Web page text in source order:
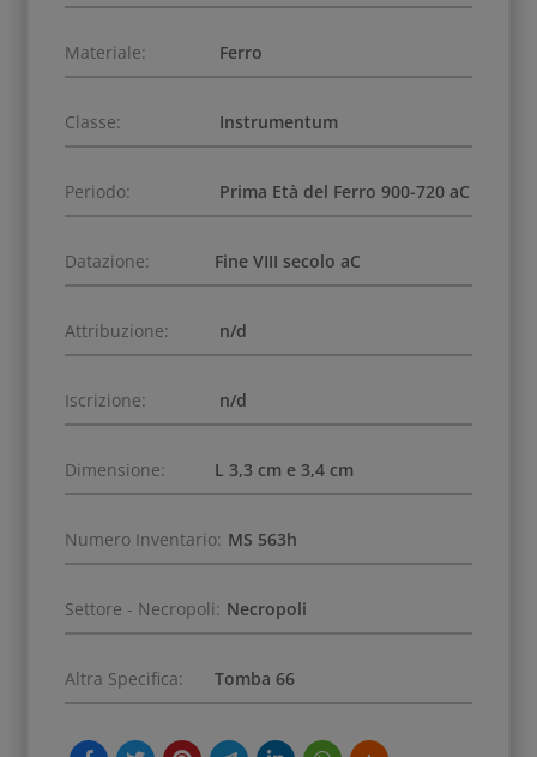
Materiale: Ferro
Classe: Instrumentum
Periodo: Prima Età del Ferro 900-720 aC
Datazione: Fine VIII secolo aC
Attribuzione: n/d
Iscrizione: n/d
Dimensione: L 3,3 cm e 3,4 cm
Numero Inventario: MS 563h
Settore - Necropoli: Necropoli
Altra Specifica: Tomba 66